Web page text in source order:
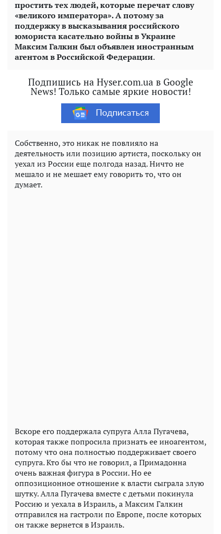
простить тех людей, которые перечат слову
«великого императора». А потому за
поддержку в высказывания российского
юмориста касательно войны в Украине
Максим Галкин был объявлен иностранным
агентом в Российской Федерации.
Подпишись на Hyser.com.ua в Google
News! Только самые яркие новости!
Подписаться
Собственно, это никак не повлияло на
деятельность или позицию артиста, поскольку он
уехал из России еще полгода назад. Ничто не
мешало и не мешает ему говорить то, что он
думает.
Вскоре его поддержала супруга Алла Пугачева,
которая также попросила признать ее иноагентом,
потому что она полностью поддерживает своего
супруга. Кто бы что не говорил, а Примадонна
очень важная фигура в России. Но ее
оппозиционное отношение к власти сыграла злую
шутку. Алла Пугачева вместе с детьми покинула
Россию и уехала в Израиль, а Максим Галкин
отправился на гастроли по Европе, после которых
он также вернется в Израиль.